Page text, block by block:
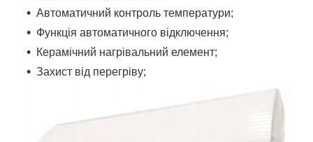
Автоматичний контроль температури;
Функція автоматичного відключення;
Керамічний нагрівальний елемент;
Захист від перегріву;